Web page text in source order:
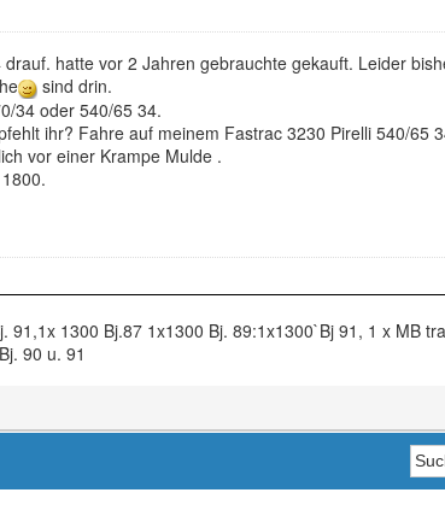
hatte vor 2 Jahren gebrauchte gekauft. Leider
sind drin.
34 oder 540/65 34.
ihr? Fahre auf meinem Fastrac 3230 Pirelli 540/65
vor einer Krampe Mulde .
91,1x 1300 Bj.87 1x1300 Bj. 89:1x1300`Bj 91, 1 x MB
90 u. 91